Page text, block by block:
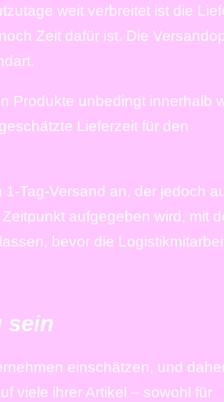
weit verbreitet ist die
Zeit dafür ist. Die
Produkte unbedingt innerhalb
Lieferzeit für den
Tag-Versand an, der jedoch
aufgegeben wird, mit
bevor die
sein
einschätzen, und
viele ihrer Artikel – sowohl für